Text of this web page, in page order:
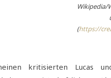
Wikipedia/
(https://
kritisierten Lucas